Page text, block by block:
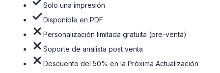
Solo una impresión
Disponible en PDF
Personalización limitada gratuita (pre-venta)
Soporte de analista post venta
Descuento del 50% en la Próxima Actualización